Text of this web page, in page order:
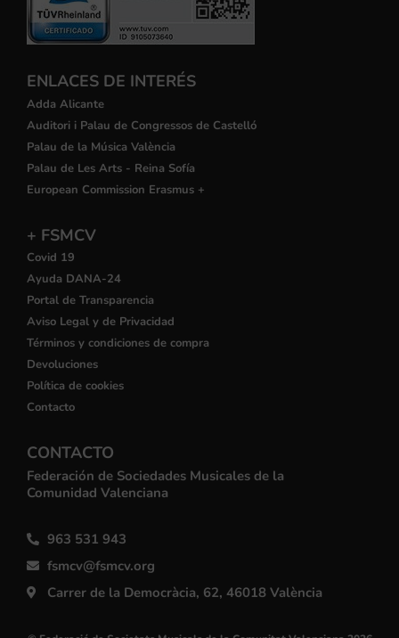
ENLACES DE INTERÉS
Adda Alicante
Auditori i Palau de Congressos de Castelló
Palau de la Música València
Palau de Les Arts - Reina Sofía
European Commission Erasmus +
+ FSMCV
Covid 19
Ayuda DANA-24
Portal de Transparencia
Aviso Legal y de Privacidad
Términos y condiciones de compra
Devoluciones
Política de cookies
Contacto
CONTACTO
Federación de Sociedades Musicales de la
Comunidad Valenciana
963 531 943
fsmcv@fsmcv.org
Carrer de la Democràcia, 62, 46018 València